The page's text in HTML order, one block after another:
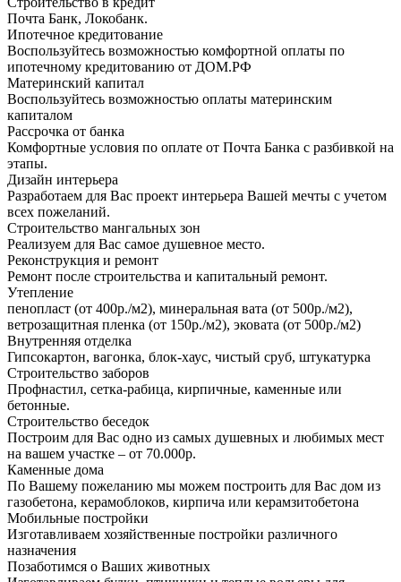
Почта Банк, Локобанк.
Ипотечное кредитование
Воспользуйтесь возможностью комфортной оплаты по
ипотечному кредитованию от ДОМ.РФ
Материнский капитал
Воспользуйтесь возможностью оплаты материнским
капиталом
Рассрочка от банка
Комфортные условия по оплате от Почта Банка с разбивкой на
этапы.
Дизайн интерьера
Разработаем для Вас проект интерьера Вашей мечты с учетом
всех пожеланий.
Строительство мангальных зон
Реализуем для Вас самое душевное место.
Реконструкция и ремонт
Ремонт после строительства и капитальный ремонт.
Утепление
пенопласт (от 400р./м2), минеральная вата (от 500р./м2),
ветрозащитная пленка (от 150р./м2), эковата (от 500р./м2)
Внутренняя отделка
Гипсокартон, вагонка, блок-хаус, чистый сруб, штукатурка
Строительство заборов
Профнастил, сетка-рабица, кирпичные, каменные или
бетонные.
Строительство беседок
Построим для Вас одно из самых душевных и любимых мест
на вашем участке – от 70.000р.
Каменные дома
По Вашему пожеланию мы можем построить для Вас дом из
газобетона, керамоблоков, кирпича или керамзитобетона
Мобильные постройки
Изготавливаем хозяйственные постройки различного
назначения
Позаботимся о Ваших животных